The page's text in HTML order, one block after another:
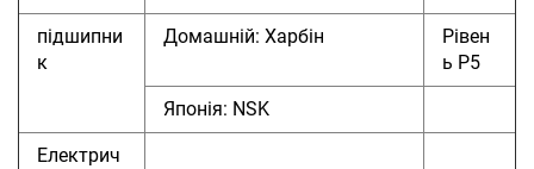
підшипни
к
Домашній: Харбін
Рівен
ь P5
Японія: NSK
Електрич